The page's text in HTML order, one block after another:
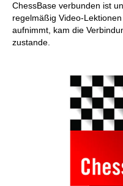
ChessBase verbunden ist
regelmäßig Video-
aufnimmt, kam die
zustande.